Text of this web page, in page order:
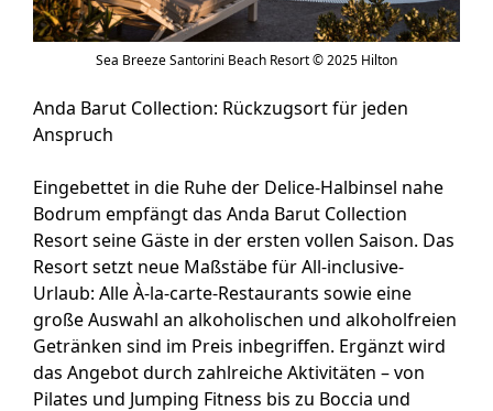
Sea Breeze Santorini Beach Resort © 2025 Hilton
Anda Barut Collection: Rückzugsort für jeden
Anspruch
Eingebettet in die Ruhe der Delice-Halbinsel nahe
Bodrum empfängt das Anda Barut Collection
Resort seine Gäste in der ersten vollen Saison. Das
Resort setzt neue Maßstäbe für All-inclusive-
Urlaub: Alle À-la-carte-Restaurants sowie eine
große Auswahl an alkoholischen und alkoholfreien
Getränken sind im Preis inbegriffen. Ergänzt wird
das Angebot durch zahlreiche Aktivitäten – von
Pilates und Jumping Fitness bis zu Boccia und